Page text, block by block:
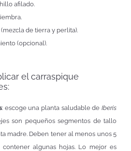
afilado.
de tierra y perlita).
(opcional).
el carraspique
: escoge una planta saludable deIberis
son pequeños segmentos de tallo
madre. Deben tener al menos unos 5
algunas hojas. Lo mejor es